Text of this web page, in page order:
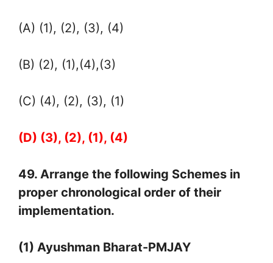
(A) (1), (2), (3), (4)
(B) (2), (1),(4),(3)
(C) (4), (2), (3), (1)
(D) (3), (2), (1), (4)
49. Arrange the following Schemes in
proper chronological order of their
implementation.
(1) Ayushman Bharat-PMJAY